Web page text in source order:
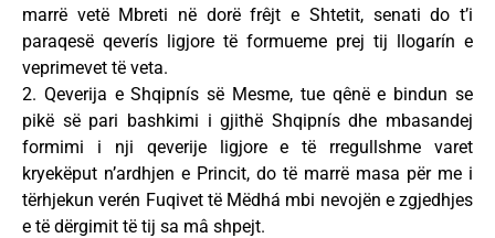
marrë vetë Mbreti në dorë frêjt e Shtetit, senati do t’i
paraqesë qeverís ligjore të formueme prej tij llogarín e
veprimevet të veta.
2. Qeverija e Shqipnís së Mesme, tue qênë e bindun se
pikë së pari bashkimi i gjithë Shqipnís dhe mbasandej
formimi i nji qeverije ligjore e të rregullshme varet
kryekëput n’ardhjen e Princit, do të marrë masa për me i
tërhjekun verén Fuqivet të Mëdhá mbi nevojën e zgjedhjes
e të dërgimit të tij sa mâ shpejt.